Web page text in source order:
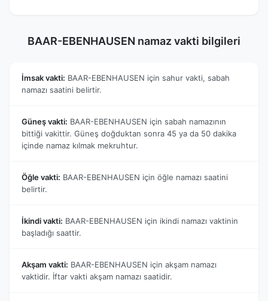
BAAR-EBENHAUSEN namaz vakti bilgileri
İmsak vakti: BAAR-EBENHAUSEN için sahur vakti, sabah
namazı saatini belirtir.
Güneş vakti: BAAR-EBENHAUSEN için sabah namazının
bittiği vakittir. Güneş doğduktan sonra 45 ya da 50 dakika
içinde namaz kılmak mekruhtur.
Öğle vakti: BAAR-EBENHAUSEN için öğle namazı saatini
belirtir.
İkindi vakti: BAAR-EBENHAUSEN için ikindi namazı vaktinin
başladığı saattir.
Akşam vakti: BAAR-EBENHAUSEN için akşam namazı
vaktidir. İftar vakti akşam namazı saatidir.